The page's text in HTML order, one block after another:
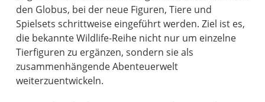
den Globus, bei der neue Figuren, Tiere und
Spielsets schrittweise eingeführt werden. Ziel ist es,
die bekannte Wildlife-Reihe nicht nur um einzelne
Tierfiguren zu ergänzen, sondern sie als
zusammenhängende Abenteuerwelt
weiterzuentwickeln.